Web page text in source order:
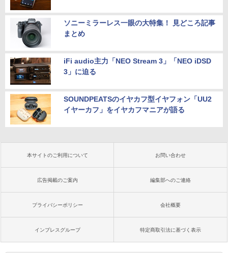
ソニーミラーレス一眼の大特集！ 見どころ記事
まとめ
iFi audio主力「NEO Stream 3」「NEO iDSD
3」に迫る
SOUNDPEATSのイヤカフ型イヤフォン「UU2
イヤーカフ」をイヤカフマニアが語る
本サイトのご利用について お問い合わせ
広告掲載のご案内 編集部へのご連絡
プライバシーポリシー 会社概要
インプレスグループ 特定商取引法に基づく表示